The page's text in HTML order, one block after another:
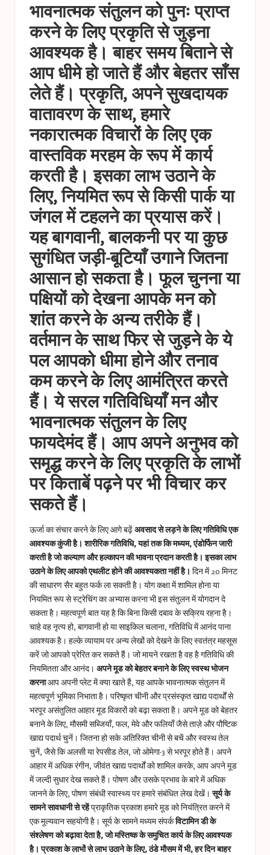
भावनात्मक संतुलन को पुनः प्राप्त
करने के लिए प्रकृति से जुड़ना
आवश्यक है। बाहर समय बिताने से
आप धीमे हो जाते हैं और बेहतर साँस
लेते हैं। प्रकृति, अपने सुखदायक
वातावरण के साथ, हमारे
नकारात्मक विचारों के लिए एक
वास्तविक मरहम के रूप में कार्य
करती है। इसका लाभ उठाने के
लिए, नियमित रूप से किसी पार्क या
जंगल में टहलने का प्रयास करें।
यह बागवानी, बालकनी पर या कुछ
सुगंधित जड़ी-बूटियाँ उगाने जितना
आसान हो सकता है। फूल चुनना या
पक्षियों को देखना आपके मन को
शांत करने के अन्य तरीके हैं।
वर्तमान के साथ फिर से जुड़ने के ये
पल आपको धीमा होने और तनाव
कम करने के लिए आमंत्रित करते
हैं। ये सरल गतिविधियाँ मन और
भावनात्मक संतुलन के लिए
फायदेमंद हैं। आप अपने अनुभव को
समृद्ध करने के लिए प्रकृति के लाभों
पर किताबें पढ़ने पर भी विचार कर
सकते हैं।
ऊर्जा का संचार करने के लिए आगे बढ़ेंअवसाद से लड़ने के लिए गतिविधि एक
आवश्यक कुंजी है। शारीरिक गतिविधि, यहां तक ​​​​कि मध्यम, एंडोर्फिन जारी
करती है जो कल्याण और हल्कापन की भावना प्रदान करती है। इसका लाभ
उठाने के लिए आपको एथलीट होने की आवश्यकता नहीं है। दिन में 20 मिनट
की साधारण सैर बहुत फर्क ला सकती है। योग कक्षा में शामिल होना या
नियमित रूप से स्ट्रेचिंग का अभ्यास करना भी इस संतुलन में योगदान दे
सकता है। महत्वपूर्ण बात यह है कि बिना किसी दबाव के सक्रिय रहना है।
चाहे वह नृत्य हो, बागवानी हो या साइकिल चलाना, गतिविधि में आनंद पाना
आवश्यक है। हल्के व्यायाम पर अन्य लेखों को देखने के लिए स्वतंत्र महसूस
करें जो आपको प्रेरित कर सकते हैं। जो मायने रखता है वह है गतिविधि की
नियमितता और आनंद। अपने मूड को बेहतर बनाने के लिए स्वस्थ भोजन
करनाआप अपनी प्लेट में क्या खाते हैं, यह आपके भावनात्मक संतुलन में
महत्वपूर्ण भूमिका निभाता है। परिष्कृत चीनी और प्रसंस्कृत खाद्य पदार्थों से
भरपूर असंतुलित आहार मूड विकारों को बढ़ा सकता है। अपने मूड को बेहतर
बनाने के लिए, मौसमी सब्जियाँ, फल, मेवे और फलियाँ जैसे ताज़े और पौष्टिक
खाद्य पदार्थ चुनें। जितना हो सके अतिरिक्त चीनी से बचें और स्वस्थ तेल
चुनें, जैसे कि अलसी या रेपसीड तेल, जो ओमेगा-3 से भरपूर होते हैं। अपने
आहार में अधिक रंगीन, जीवंत खाद्य पदार्थों को शामिल करके, आप अपने मूड
में जल्दी सुधार देख सकते हैं। पोषण और उसके प्रभाव के बारे में अधिक
जानने के लिए, पोषण संबंधी स्वास्थ्य पर हमारे संबंधित लेख देखें।सूर्य के
सामने सावधानी से रहेंप्राकृतिक प्रकाश हमारे मूड को नियंत्रित करने में
एक मूल्यवान सहयोगी है। सूर्य के सामने मध्यम संपर्कविटामिन डी के
संश्लेषण को बढ़ावा देता है, जो मस्तिष्क के समुचित कार्य के लिए आवश्यक
है। प्रकाश के लाभों से लाभ उठाने के लिए, ठंडे मौसम में भी, हर दिन बाहर